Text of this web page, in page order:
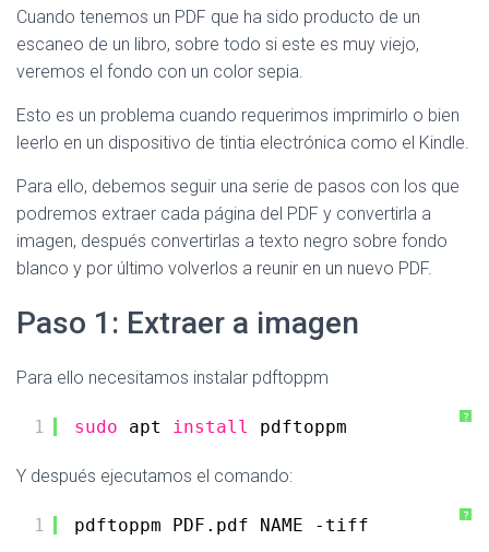
Cuando tenemos un PDF que ha sido producto de un
escaneo de un libro, sobre todo si este es muy viejo,
veremos el fondo con un color sepia.
Esto es un problema cuando requerimos imprimirlo o bien
leerlo en un dispositivo de tintia electrónica como el Kindle.
Para ello, debemos seguir una serie de pasos con los que
podremos extraer cada página del PDF y convertirla a
imagen, después convertirlas a texto negro sobre fondo
blanco y por último volverlos a reunir en un nuevo PDF.
Paso 1: Extraer a imagen
Para ello necesitamos instalar pdftoppm
?
1 sudo apt install pdftoppm
Y después ejecutamos el comando:
?
1 pdftoppm PDF.pdf NAME -tiff